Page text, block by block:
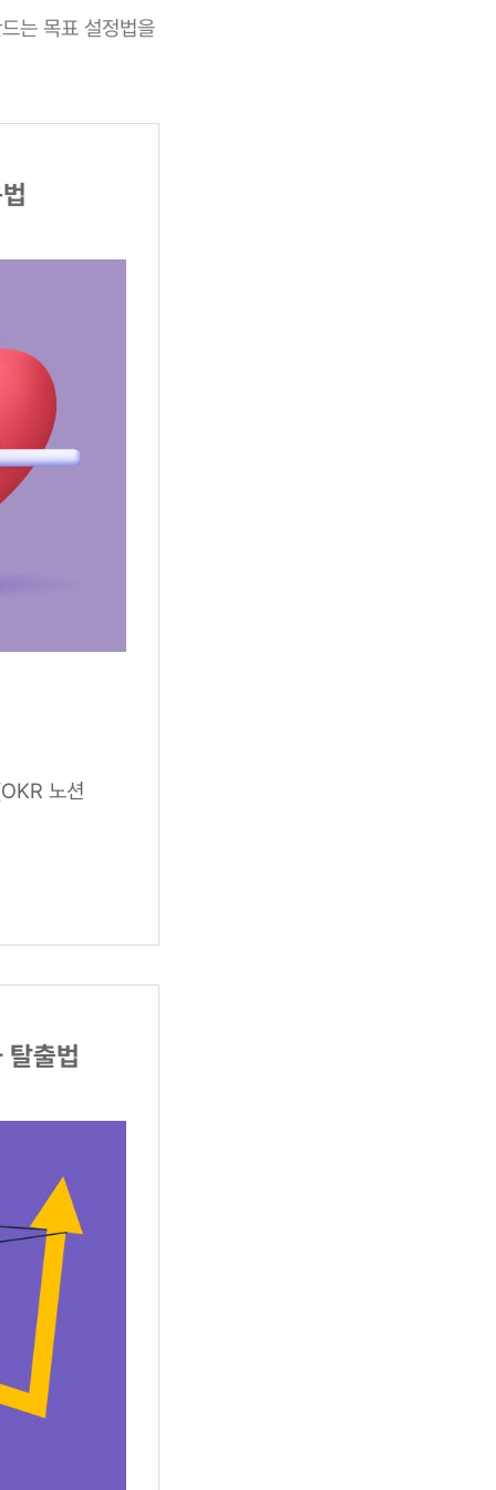
는 목표 설정법을
노션
탈출법